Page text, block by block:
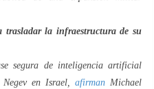
la infraestructura de su
segura de inteligencia artificial
en Israel, afirmanMichael